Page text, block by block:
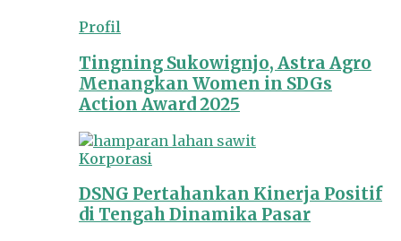
Profil
Tingning Sukowignjo, Astra Agro
Menangkan Women in SDGs
Action Award 2025
Korporasi
DSNG Pertahankan Kinerja Positif
di Tengah Dinamika Pasar